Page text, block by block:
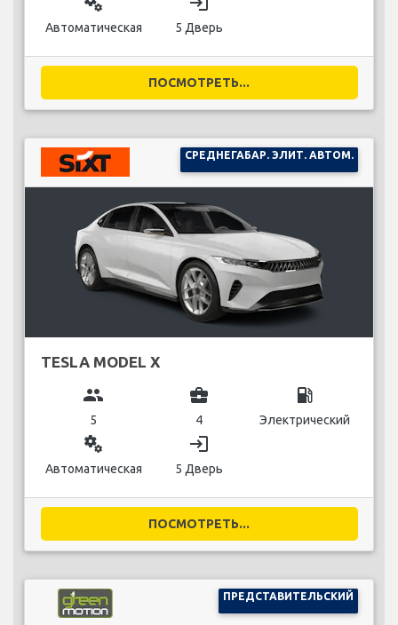
Автоматическая 5 Дверь
ПОСМОТРЕТЬ...
СРЕДНЕГАБАР. ЭЛИТ. АВТОМ.
TESLA MODEL X
group
5
business_center
4
local_gas_station
Электрический
miscellaneous_services
Автоматическая
login
5 Дверь
ПОСМОТРЕТЬ...
ПРЕДСТАВИТЕЛЬСКИЙ